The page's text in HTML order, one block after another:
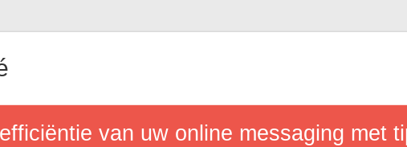
van uw online messaging met